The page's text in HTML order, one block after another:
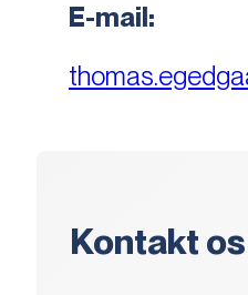
E-mail:
Kontakt os